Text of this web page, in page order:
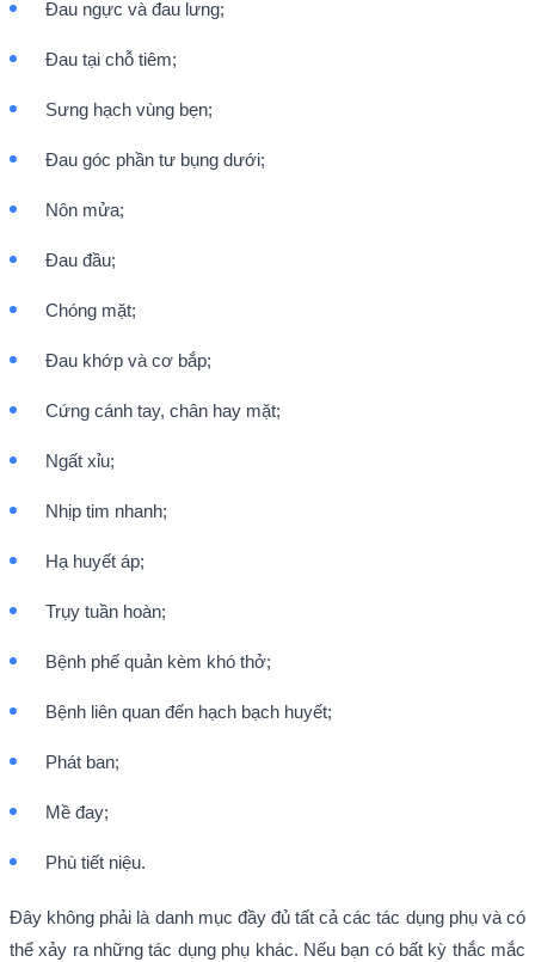
Đau ngực và đau lưng;
Đau tại chỗ tiêm;
Sưng hạch vùng bẹn;
Đau góc phần tư bụng dưới;
Nôn mửa;
Đau đầu;
Chóng mặt;
Đau khớp và cơ bắp;
Cứng cánh tay, chân hay mặt;
Ngất xỉu;
Nhịp tim nhanh;
Hạ huyết áp;
Trụy tuần hoàn;
Bệnh phế quản kèm khó thở;
Bệnh liên quan đến hạch bạch huyết;
Phát ban;
Mề đay;
Phù tiết niệu.
Đây không phải là danh mục đầy đủ tất cả các tác dụng phụ và có
thể xảy ra những tác dụng phụ khác. Nếu bạn có bất kỳ thắc mắc